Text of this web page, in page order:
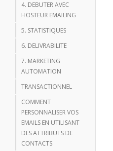
4. DEBUTER AVEC
HOSTEUR EMAILING
5. STATISTIQUES
6. DELIVRABILITE
7. MARKETING
AUTOMATION
TRANSACTIONNEL
COMMENT
PERSONNALISER VOS
EMAILS EN UTILISANT
DES ATTRIBUTS DE
CONTACTS